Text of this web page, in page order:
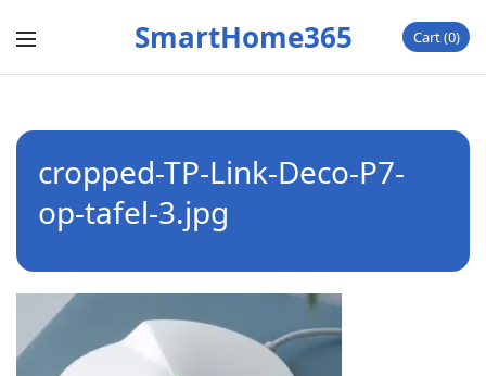
SmartHome365 Cart 0
cropped-TP-Link-Deco-P7-
op-tafel-3.jpg